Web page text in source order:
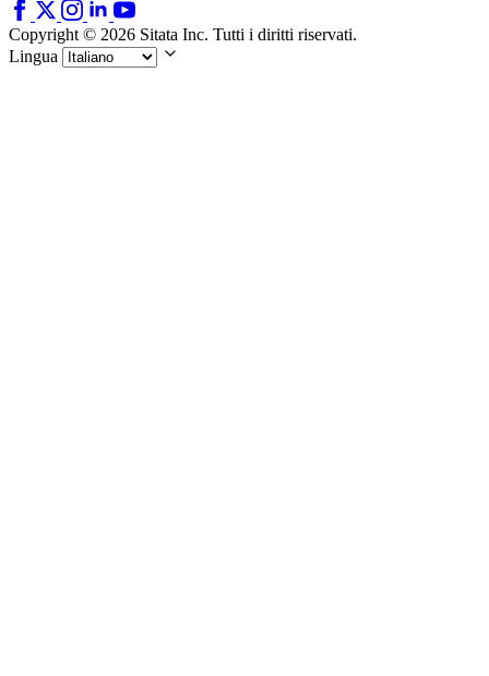
Copyright © 2026 Sitata Inc. Tutti i diritti riservati.
Lingua